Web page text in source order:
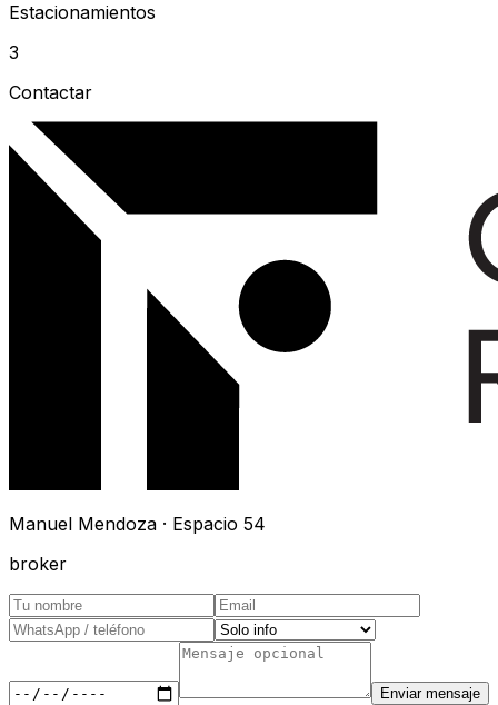
Estacionamientos
3
Contactar
Manuel Mendoza · Espacio 54
broker
Enviar mensaje